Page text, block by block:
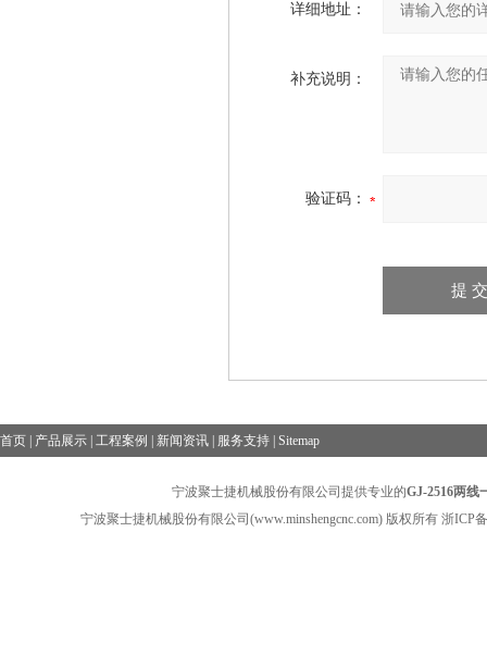
详细地址：
补充说明：
验证码：
首页 产品展示 工程案例 新闻资讯 服务支持 Sitemap
宁波聚士捷机械股份有限公司提供专业的GJ-2516两线
宁波聚士捷机械股份有限公司(www.minshengcnc.com) 版权所有 浙ICP